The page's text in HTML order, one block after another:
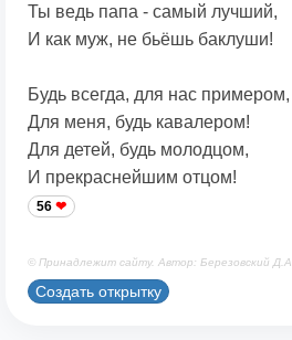
Ты ведь папа - самый лучший,
И как муж, не бьёшь баклуши!
Будь всегда, для нас примером,
Для меня, будь кавалером!
Для детей, будь молодцом,
И прекраснейшим отцом!
56
© Принадлежит сайту. Автор: Березовский Д.А.
Создать открытку